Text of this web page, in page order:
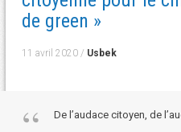
de green »
11 avril 2020/ Usbek
De l’audace citoyen, de